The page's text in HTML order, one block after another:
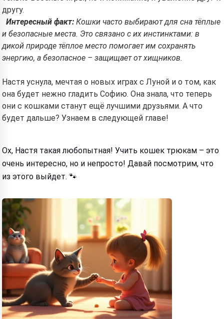
другу.
Интересный факт: Кошки часто выбирают для сна тёплые
и безопасные места. Это связано с их инстинктами: в
дикой природе тёплое место помогает им сохранять
энергию, а безопасное – защищает от хищников.
Настя уснула, мечтая о новых играх с Луной и о том, как
она будет нежно гладить Софию. Она знала, что теперь
они с кошками станут ещё лучшими друзьями. А что
будет дальше? Узнаем в следующей главе!
Ох, Настя такая любопытная! Учить кошек трюкам – это
очень интересно, но и непросто! Давай посмотрим, что
из этого выйдет. 🐾